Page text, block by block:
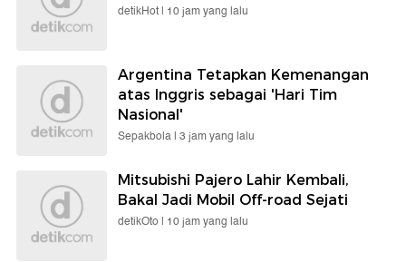
detikHot | 10 jam yang lalu
Argentina Tetapkan Kemenangan
atas Inggris sebagai 'Hari Tim
Nasional'
Sepakbola | 3 jam yang lalu
Mitsubishi Pajero Lahir Kembali,
Bakal Jadi Mobil Off-road Sejati
detikOto | 10 jam yang lalu